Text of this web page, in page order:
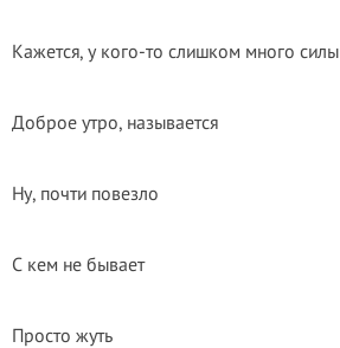
Кажется, у кого-то слишком много силы
Доброе утро, называется
Ну, почти повезло
С кем не бывает
Просто жуть